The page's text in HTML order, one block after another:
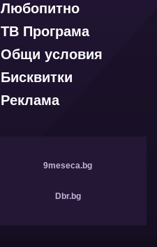
Любопитно
ТВ Програма
Общи условия
Бисквитки
Реклама
9meseca.bg
Dbr.bg